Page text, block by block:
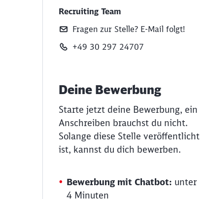
Recruiting Team
Fragen zur Stelle? E‑Mail folgt!
+49 30 297 24707
Deine Bewerbung
Starte jetzt deine Bewerbung, ein
Anschreiben brauchst du nicht.
Solange diese Stelle veröffentlicht
ist, kannst du dich bewerben.
Bewerbung mit Chatbot: unter
4 Minuten